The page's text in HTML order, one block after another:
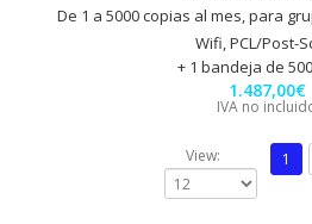
De 1 a 5000 copias al mes, para
Wifi, PCL/Post-
+ 1 bandeja de
1.487,00€
IVA no
View: 1